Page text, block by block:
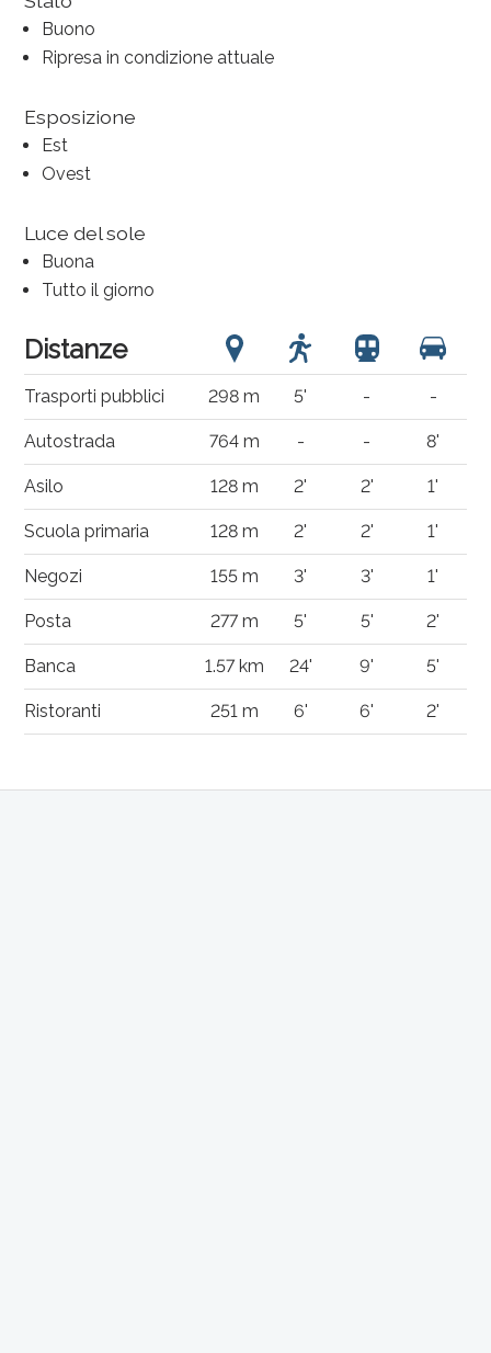
Buono
Ripresa in condizione attuale
Esposizione
Est
Ovest
Luce del sole
Buona
Tutto il giorno
Distanze
Trasporti pubblici 298 m 5' - -
Autostrada 764 m - - 8'
Asilo 128 m 2' 2' 1'
Scuola primaria 128 m 2' 2' 1'
Negozi 155 m 3' 3' 1'
Posta 277 m 5' 5' 2'
Banca 1.57 km 24' 9' 5'
Ristoranti 251 m 6' 6' 2'